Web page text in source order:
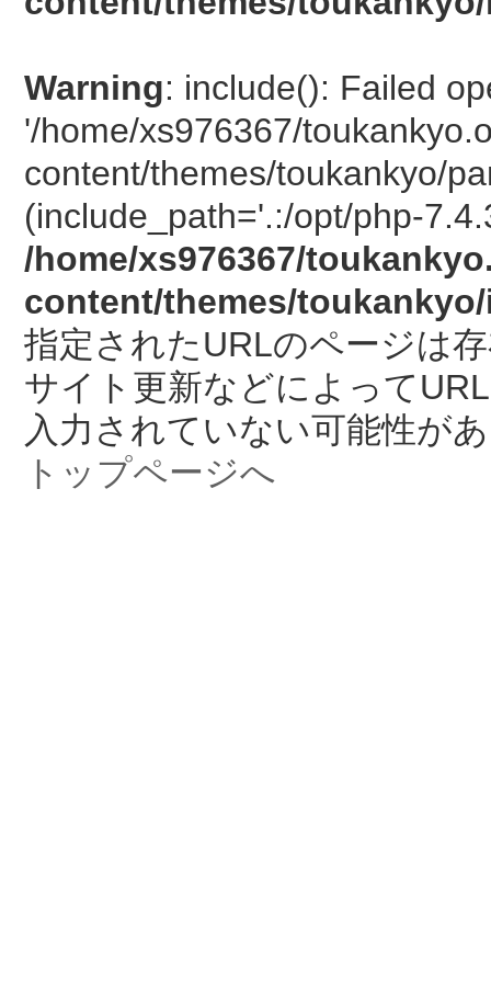
Warning: include(): Failed
'/home/xs976367/
content/themes/toukankyo/
(include_path='.:/opt/php-
/home/xs976367/
content/themes/
指定されたURLのページは
サイト更新などによって
入力されていない可能性が
トップページへ